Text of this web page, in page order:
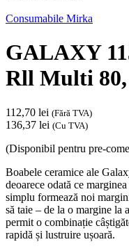
Consumabile Mirka
GALAXY
Rll Multi
112,70 lei (Fără TVA)
136,37 lei (Cu TVA)
(Disponibil pentru pre-
Boabele ceramice ale
deoarece odată ce
simplu formează noi
să taie – de la o margine la
permit o combinație
rapidă și lustruire ușoară.